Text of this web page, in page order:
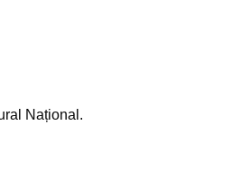
Național.